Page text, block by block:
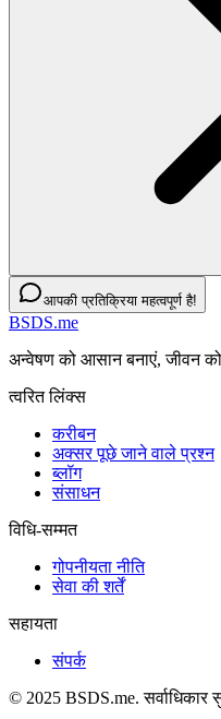
आपकी प्रतिक्रिया महत्वपूर्ण है!
BSDS.me
अन्वेषण को आसान बनाएं, जीवन को
त्वरित लिंक्स
करीबन
अक्सर पूछे जाने वाले प्रश्न
ब्लॉग
संसाधन
विधि-सम्‍मत
गोपनीयता नीति
सेवा की शर्तें
सहायता
संपर्क
© 2025 BSDS.me. सर्वाधिकार